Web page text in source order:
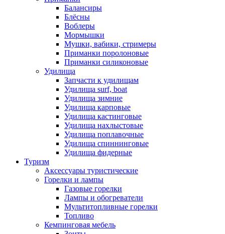
Балансиры
Блёсны
Воблеры
Мормышки
Мушки, вабики, стримеры
Приманки поролоновые
Приманки силиконовые
Удилища
Запчасти к удилищам
Удилища surf, boat
Удилища зимние
Удилища карповые
Удилища кастинговые
Удилища нахлыстовые
Удилища поплавочные
Удилища спиннинговые
Удилища фидерные
Туризм
Аксессуары туристические
Горелки и лампы
Газовые горелки
Лампы и обогреватели
Мультитопливные горелки
Топливо
Кемпинговая мебель